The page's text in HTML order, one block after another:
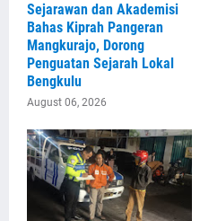
Sejarawan dan Akademisi
Bahas Kiprah Pangeran
Mangkurajo, Dorong
Penguatan Sejarah Lokal
Bengkulu
August 06, 2026